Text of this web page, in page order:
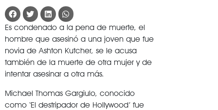
Es condenado a la pena de muerte, el
hombre que asesinó a una joven que fue
novia de Ashton Kutcher, se le acusa
también de la muerte de otra mujer y de
intentar asesinar a otra más.
Michael Thomas Gargiulo, conocido
como ‘El destripador de Hollywood’ fue